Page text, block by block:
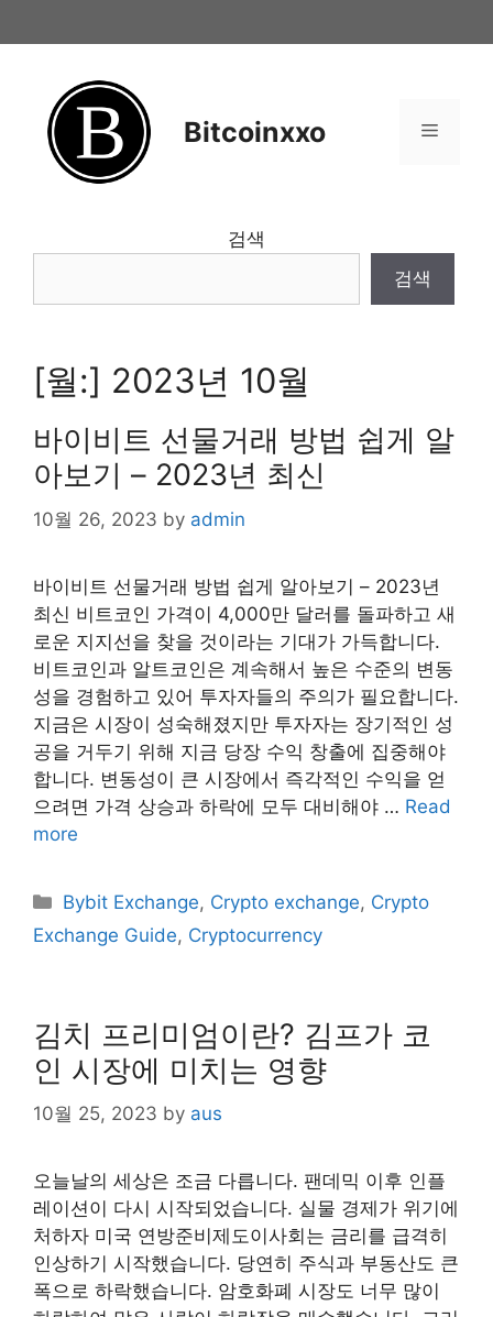
to
Bitcoinxxo Menu
검색
검색
[월:] 2023년 10월
바이비트 선물거래 방법 쉽게 알
아보기 – 2023년 최신
10월 26, 2023 by admin
바이비트 선물거래 방법 쉽게 알아보기 – 2023년
최신 비트코인 가격이 4,000만 달러를 돌파하고 새
로운 지지선을 찾을 것이라는 기대가 가득합니다.
비트코인과 알트코인은 계속해서 높은 수준의 변동
성을 경험하고 있어 투자자들의 주의가 필요합니다.
지금은 시장이 성숙해졌지만 투자자는 장기적인 성
공을 거두기 위해 지금 당장 수익 창출에 집중해야
합니다. 변동성이 큰 시장에서 즉각적인 수익을 얻
으려면 가격 상승과 하락에 모두 대비해야 … Read
more
Categories
Bybit Exchange, Crypto exchange, Crypto
Exchange Guide, Cryptocurrency
김치 프리미엄이란? 김프가 코
인 시장에 미치는 영향
10월 25, 2023 by aus
오늘날의 세상은 조금 다릅니다. 팬데믹 이후 인플
레이션이 다시 시작되었습니다. 실물 경제가 위기에
처하자 미국 연방준비제도이사회는 금리를 급격히
인상하기 시작했습니다. 당연히 주식과 부동산도 큰
폭으로 하락했습니다. 암호화폐 시장도 너무 많이